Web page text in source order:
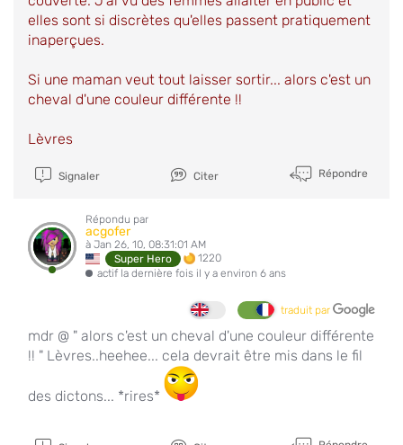
elles sont si discrètes qu'elles passent pratiquement
inaperçues.
Si une maman veut tout laisser sortir... alors c'est un
cheval d'une couleur différente !!
Lèvres
Signaler Citer Répondre
Répondu par
acgofer
à Jan 26, 10, 08:31:01 AM
Super Hero
1220
actif la dernière fois il y a environ 6 ans
traduit par
mdr @ " alors c'est un cheval d'une couleur différente
!! " Lèvres..heehee... cela devrait être mis dans le fil
des dictons... *rires*